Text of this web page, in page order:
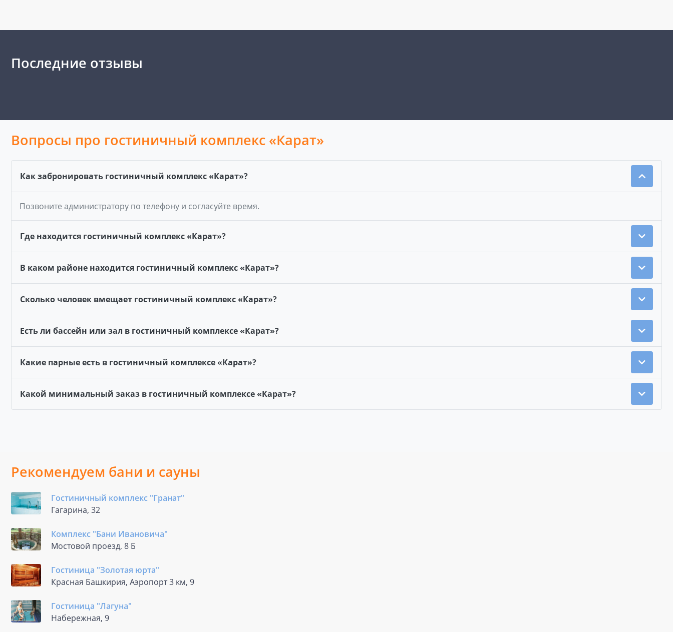
Последние отзывы
Вопросы про гостиничный комплекс «Карат»
Как забронировать гостиничный комплекс «Карат»?
Позвоните администратору по телефону и согласуйте время.
Где находится гостиничный комплекс «Карат»?
В каком районе находится гостиничный комплекс «Карат»?
Сколько человек вмещает гостиничный комплекс «Карат»?
Есть ли бассейн или зал в гостиничный комплексе «Карат»?
Какие парные есть в гостиничный комплексе «Карат»?
Какой минимальный заказ в гостиничный комплексе «Карат»?
Рекомендуем бани и сауны
Гостиничный комплекс "Гранат"
Гагарина, 32
Комплекс "Бани Ивановича"
Мостовой проезд, 8 Б
Гостиница "Золотая юрта"
Красная Башкирия, Аэропорт 3 км, 9
Гостиница "Лагуна"
Набережная, 9